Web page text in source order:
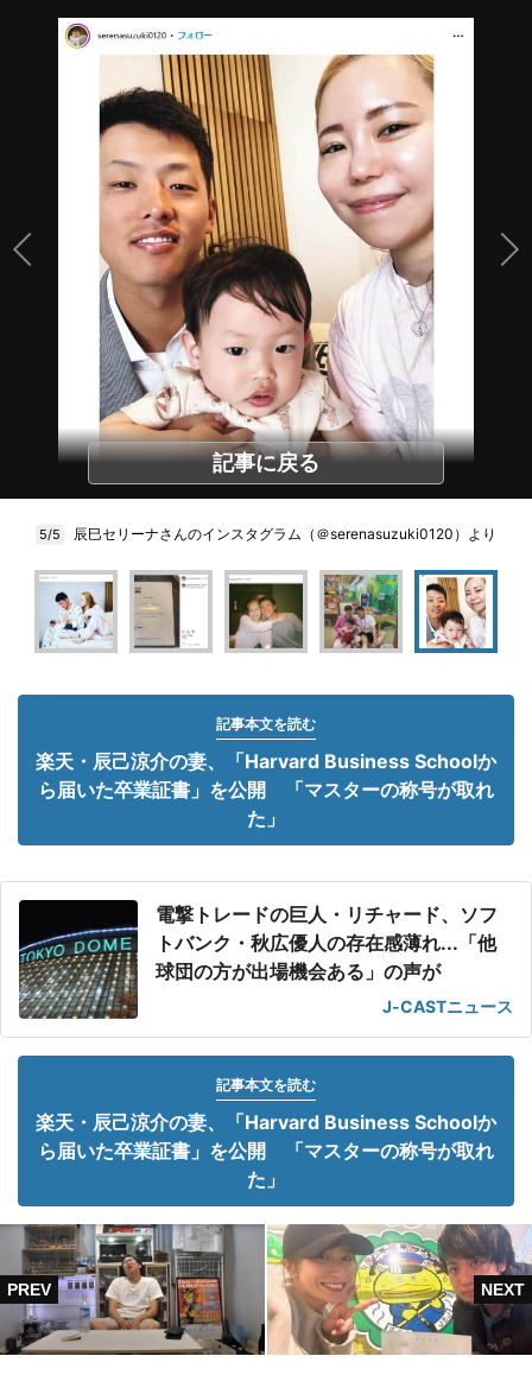
記事に戻る
5/5 辰巳セリーナさんのインスタグラム（＠serenasuzuki0120）より
記事本文を読む
楽天・辰己涼介の妻、「Harvard Business Schoolか
ら届いた卒業証書」を公開 「マスターの称号が取れ
た」
電撃トレードの巨人・リチャード、ソフ
トバンク・秋広優人の存在感薄れ...「他
球団の方が出場機会ある」の声が
J-CASTニュース
記事本文を読む
楽天・辰己涼介の妻、「Harvard Business Schoolか
ら届いた卒業証書」を公開 「マスターの称号が取れ
た」